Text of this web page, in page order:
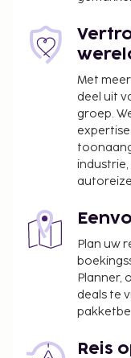
Laat
(onder
Deze lijst is
borgsommen
Met
deel uit
groep.
Plan uw
Planner,
deals te
Reis